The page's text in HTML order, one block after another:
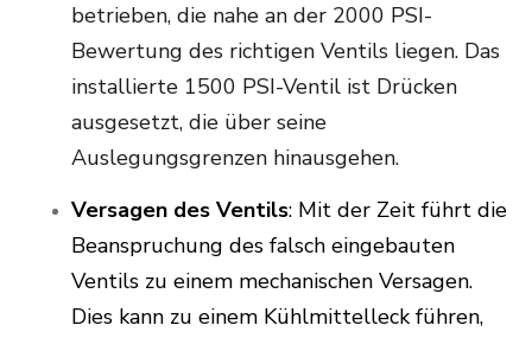
betrieben, die nahe an der 2000 PSI-
Bewertung des richtigen Ventils liegen. Das
installierte 1500 PSI-Ventil ist Drücken
ausgesetzt, die über seine
Auslegungsgrenzen hinausgehen.
Versagen des Ventils: Mit der Zeit führt die
Beanspruchung des falsch eingebauten
Ventils zu einem mechanischen Versagen.
Dies kann zu einem Kühlmittelleck führen,